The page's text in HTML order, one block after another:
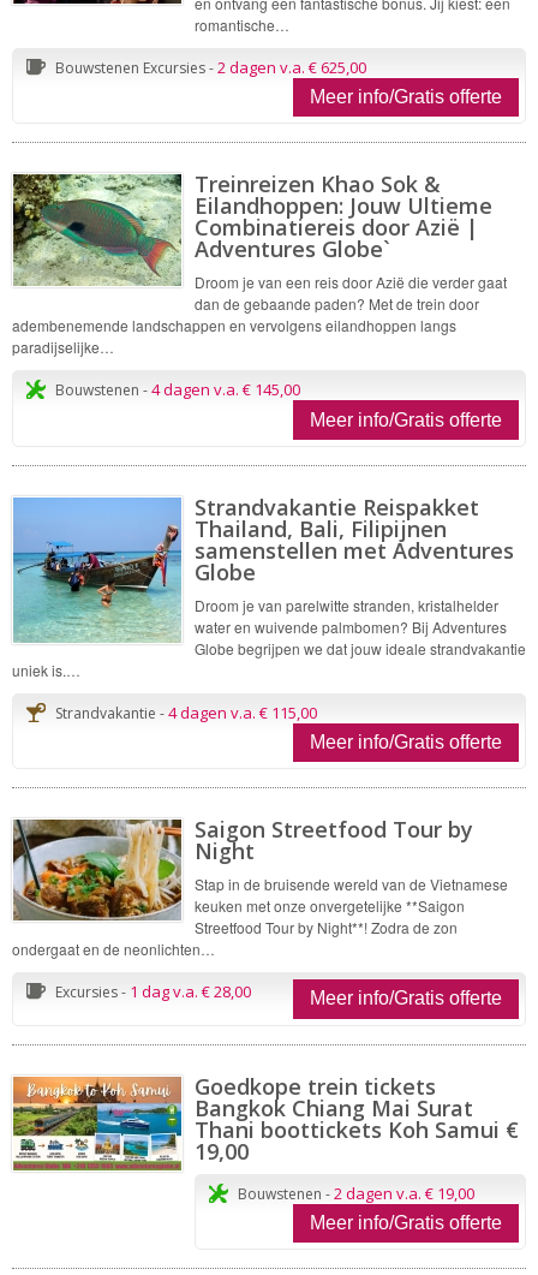
romantische…
Bouwstenen Excursies -2 dagen v.a. € 625,00
Meer info/Gratis offerte
Treinreizen Khao Sok &
Eilandhoppen: Jouw Ultieme
Combinatiereis door Azië |
Adventures Globe`
Droom je van een reis door Azië die verder gaat
dan de gebaande paden? Met de trein door
adembenemende landschappen en vervolgens eilandhoppen langs
paradijselijke…
Bouwstenen -4 dagen v.a. € 145,00
Meer info/Gratis offerte
Strandvakantie Reispakket
Thailand, Bali, Filipijnen
samenstellen met Adventures
Globe
Droom je van parelwitte stranden, kristalhelder
water en wuivende palmbomen? Bij Adventures
Globe begrijpen we dat jouw ideale strandvakantie
uniek is.…
Strandvakantie -4 dagen v.a. € 115,00
Meer info/Gratis offerte
Saigon Streetfood Tour by
Night
Stap in de bruisende wereld van de Vietnamese
keuken met onze onvergetelijke **Saigon
Streetfood Tour by Night**! Zodra de zon
ondergaat en de neonlichten…
Excursies - 1 dag v.a. € 28,00 Meer info/Gratis offerte
Goedkope trein tickets
Bangkok Chiang Mai Surat
Thani boottickets Koh Samui €
19,00
Bouwstenen -2 dagen v.a. € 19,00
Meer info/Gratis offerte